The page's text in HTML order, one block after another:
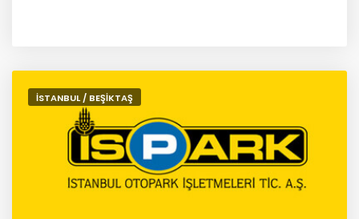
İSTANBUL / BEŞİKTAŞ